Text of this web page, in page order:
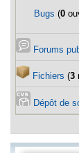
Bugs (0
Forums
Fichiers (3
Dépôt de